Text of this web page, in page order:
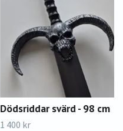
Dödsriddar svärd - 98 cm
1 400 kr